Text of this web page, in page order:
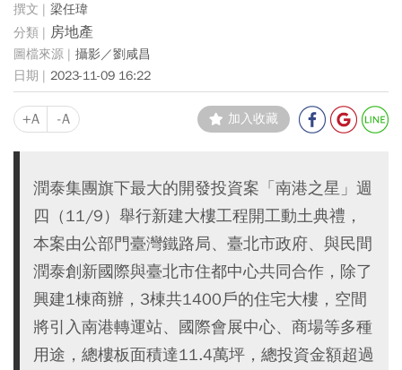
梁任瑋
房地產
攝影／劉咸昌
2023-11-09 16:22
+A -A 加入收藏
潤泰集團旗下最大的開發投資案「南港之星」週
四（11/9）舉行新建大樓工程開工動土典禮，
本案由公部門臺灣鐵路局、臺北市政府、與民間
潤泰創新國際與臺北市住都中心共同合作，除了
興建1棟商辦，3棟共1400戶的住宅大樓，空間
將引入南港轉運站、國際會展中心、商場等多種
用途，總樓板面積達11.4萬坪，總投資金額超過